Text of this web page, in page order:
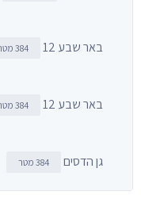
באר שבע 12 384 מטר
באר שבע 12 384 מטר
גן הדסים 384 מטר